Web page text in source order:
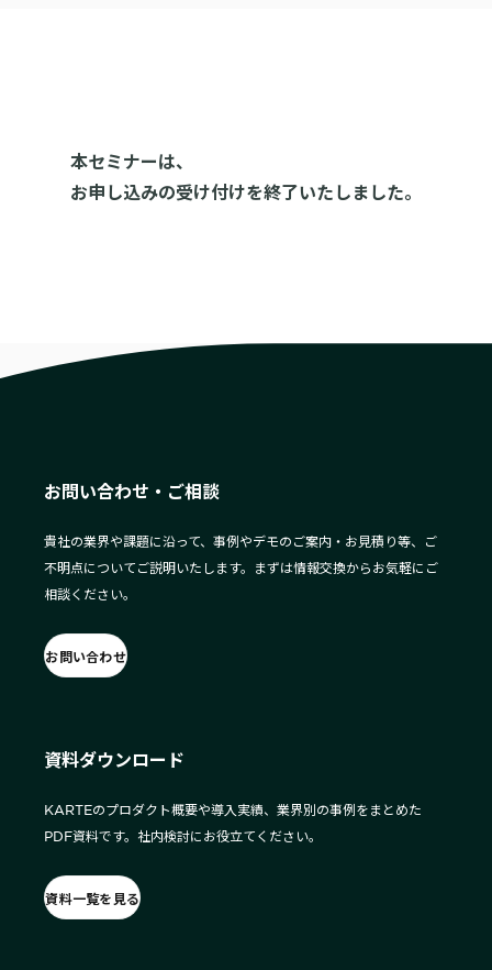
本セミナーは、
お申し込みの受け付けを終了いたしました。
お問い合わせ・ご相談
貴社の業界や課題に沿って、事例やデモのご案内・お見積り等、ご
不明点についてご説明いたします。まずは情報交換からお気軽にご
相談ください。
お問い合わせ
資料ダウンロード
KARTEのプロダクト概要や導入実績、業界別の事例をまとめた
PDF資料です。社内検討にお役立てください。
資料一覧を見る